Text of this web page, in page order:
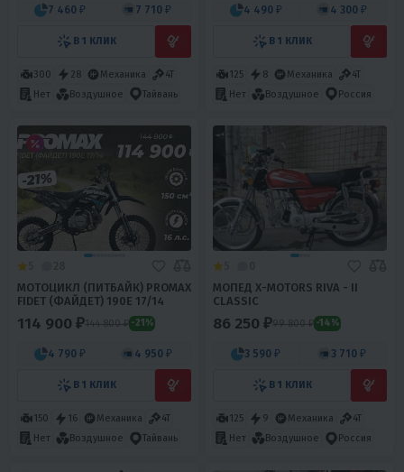
7 460 ₽ 7 710 ₽
В 1 КЛИК
300 28 Механика
4T
Нет
Воздушное Тайвань
4 490 ₽ 4 300 ₽
В 1 КЛИК
125 8 Механика
4T
Нет
Воздушное Россия
МОТОЦИКЛ (ПИТБАЙК) PROMAX
FIDET (ФАЙДЕТ) 190E 17/14
114 900 ₽144 800 ₽ -21%
4 790 ₽ 4 950 ₽
В 1 КЛИК
150 16 Механика
4T
Нет
Воздушное Тайвань
МОПЕД X-MOTORS RIVA - II
CLASSIC
86 250 ₽99 800 ₽ -14%
3 590 ₽ 3 710 ₽
В 1 КЛИК
125 9 Механика
4T
Нет
Воздушное Россия